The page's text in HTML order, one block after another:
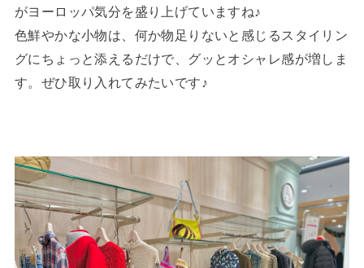
がヨーロッパ気分を盛り上げていますね♪
色鮮やかな小物は、何か物足りないと感じるスタイリン
グにちょっと添えるだけで、グッとオシャレ感が増しま
す。ぜひ取り入れてみたいです♪